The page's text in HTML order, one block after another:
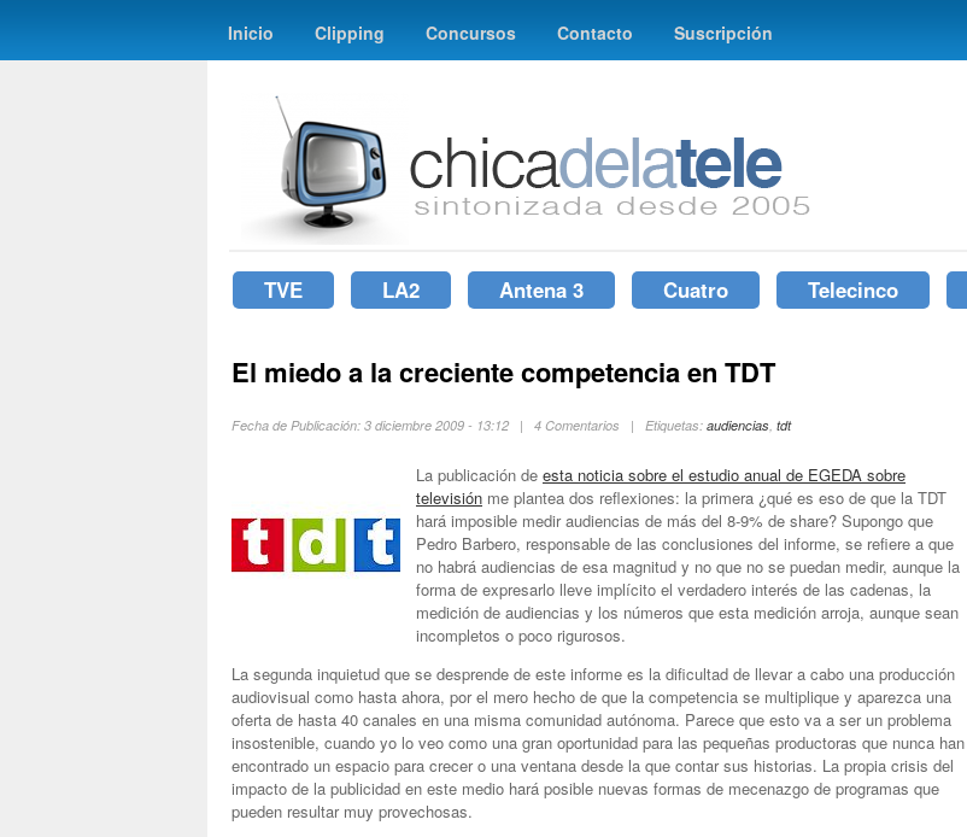
Inicio Clipping Concursos Contacto Suscripción
TVE LA2 Antena 3 Cuatro Telecinco
El miedo a la creciente competencia en TDT
Fecha de Publicación: 3 diciembre 2009 - 13:12 | 4 Comentarios | Etiquetas: audiencias, tdt
La publicación de esta noticia sobre el estudio anual de EGEDA sobre
televisión me plantea dos reflexiones: la primera ¿qué es eso de que la TDT
hará imposible medir audiencias de más del 8-9% de share? Supongo que
Pedro Barbero, responsable de las conclusiones del informe, se refiere a que
no habrá audiencias de esa magnitud y no que no se puedan medir, aunque la
forma de expresarlo lleve implícito el verdadero interés de las cadenas, la
medición de audiencias y los números que esta medición arroja, aunque sean
incompletos o poco rigurosos.
La segunda inquietud que se desprende de este informe es la dificultad de llevar a cabo una producción
audiovisual como hasta ahora, por el mero hecho de que la competencia se multiplique y aparezca una
oferta de hasta 40 canales en una misma comunidad autónoma. Parece que esto va a ser un problema
insostenible, cuando yo lo veo como una gran oportunidad para las pequeñas productoras que nunca han
encontrado un espacio para crecer o una ventana desde la que contar sus historias. La propia crisis del
impacto de la publicidad en este medio hará posible nuevas formas de mecenazgo de programas que
pueden resultar muy provechosas.